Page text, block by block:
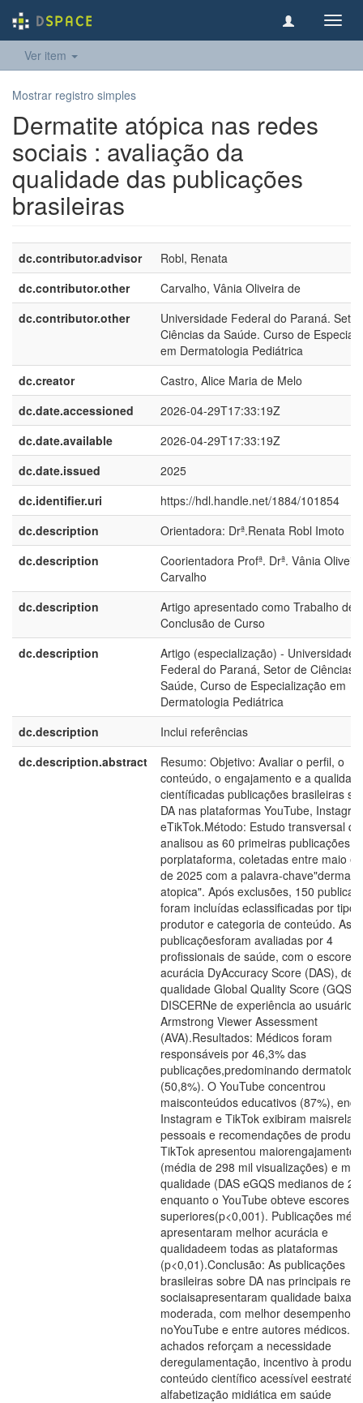
Ver item
Mostrar registro simples
Dermatite atópica nas redes
sociais : avaliação da
qualidade das publicações
brasileiras
dc.contributor.advisor
Robl, Renata
dc.contributor.other
Carvalho, Vânia Oliveira de
dc.contributor.other
Universidade Federal do Paraná.
Ciências da Saúde. Curso de
em Dermatologia Pediátrica
dc.creator
Castro, Alice Maria de Melo
dc.date.accessioned
2026-04-29T17:33:19Z
dc.date.available
2026-04-29T17:33:19Z
dc.date.issued
2025
dc.identifier.uri
https://hdl.handle.net/1884/101854
dc.description
Orientadora: Drª.Renata Robl Imoto
dc.description
Coorientadora Profª. Drª. Vânia
Carvalho
dc.description
Artigo apresentado como Trabalho de
Conclusão de Curso
dc.description
Artigo (especialização) - Universidade
Federal do Paraná, Setor de Ciências
Saúde, Curso de Especialização em
Dermatologia Pediátrica
dc.description
Inclui referências
dc.description.abstract
Resumo: Objetivo: Avaliar o perfil, o
conteúdo, o engajamento e a
científicadas publicações brasileiras
DA nas plataformas YouTube,
eTikTok.Método: Estudo transversal
analisou as 60 primeiras publicações
porplataforma, coletadas entre maio e
de 2025 com a palavra-
atopica". Após exclusões, 150
foram incluídas eclassificadas por tipo
produtor e categoria de conteúdo. As
publicaçõesforam avaliadas por 4
profissionais de saúde, com o escore
acurácia DyAccuracy Score (DAS), de
qualidade Global Quality Score (GQS)
DISCERNe de experiência ao usuário
Armstrong Viewer Assessment
(AVA).Resultados: Médicos foram
responsáveis por 46,3% das
publicações,predominando
(50,8%). O YouTube concentrou
maisconteúdos educativos (87%),
Instagram e TikTok exibiram
pessoais e recomendações de
TikTok apresentou maiorengajamento
(média de 298 mil visualizações) e
qualidade (DAS eGQS medianos de 2),
enquanto o YouTube obteve escores
superiores(p<0,001). Publicações
apresentaram melhor acurácia e
qualidadeem todas as plataformas
(p<0,01).Conclusão: As publicações
brasileiras sobre DA nas principais
sociaisapresentaram qualidade baixa a
moderada, com melhor desempenho
noYouTube e entre autores médicos.
achados reforçam a necessidade
deregulamentação, incentivo à
conteúdo científico acessível
alfabetização midiática em saúde